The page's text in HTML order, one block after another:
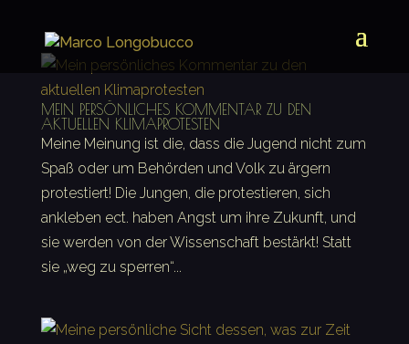
MEIN PERSÖNLICHES KOMMENTAR ZU DEN
AKTUELLEN KLIMAPROTESTEN
Meine Meinung ist die, dass die Jugend nicht zum
Spaß oder um Behörden und Volk zu ärgern
protestiert! Die Jungen, die protestieren, sich
ankleben ect. haben Angst um ihre Zukunft, und
sie werden von der Wissenschaft bestärkt! Statt
sie „weg zu sperren“...